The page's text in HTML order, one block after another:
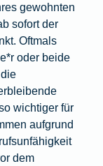
gewohnten
sofort der
Oftmals
oder beide
wichtiger für
aufgrund
dem